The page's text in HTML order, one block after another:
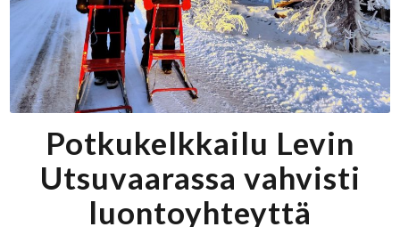
Potkukelkkailu Levin
Utsuvaarassa vahvisti
luontoyhteyttä